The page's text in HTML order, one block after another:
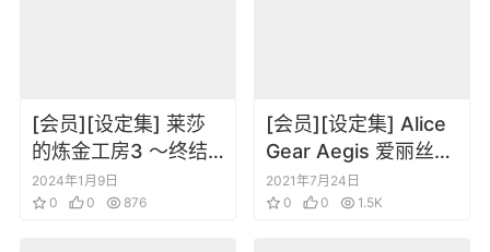
[会员][设定集] 莱莎
的炼金工房3 ～终结
之炼金术士与秘密钥
匙～
2024年1月9日
0
0 876
[会员][设定集] Alice
Gear Aegis 爱丽丝机
甲 女神装置 设定原画
集
2021年7月24日
0
0 1.5K